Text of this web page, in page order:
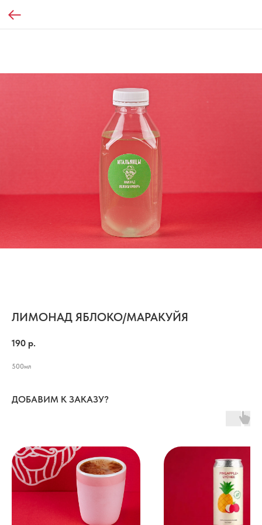
ЛИМОНАД ЯБЛОКО/МАРАКУЙЯ
190 р.
500мл
ДОБАВИМ К ЗАКАЗУ?